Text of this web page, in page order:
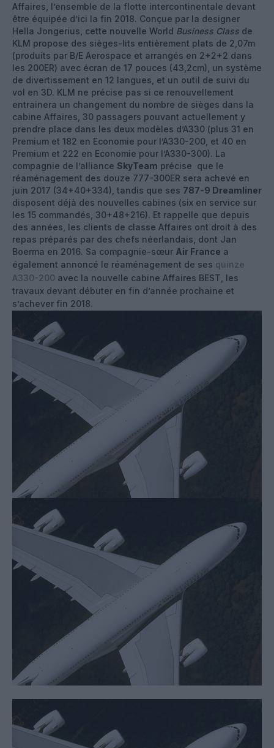
Affaires, l’ensemble de la flotte intercontinentale devant
être équipée d’ici la fin 2018. Conçue par la designer
Hella Jongerius, cette nouvelle World Business Class de
KLM propose des sièges-lits entièrement plats de 2,07m
(produits par B/E Aerospace et arrangés en 2+2+2 dans
les 200ER) avec écran de 17 pouces (43,2cm), un système
de divertissement en 12 langues, et un outil de suivi du
vol en 3D. KLM ne précise pas si ce renouvellement
entrainera un changement du nombre de sièges dans la
cabine Affaires, 30 passagers pouvant actuellement y
prendre place dans les deux modèles d’A330 (plus 31 en
Premium et 182 en Economie pour l’A330-200, et 40 en
Premium et 222 en Economie pour l’A330-300). La
compagnie de l’alliance SkyTeam précise que le
réaménagement des douze 777-300ER sera achevé en
juin 2017 (34+40+334), tandis que ses 787-9 Dreamliner
disposent déjà des nouvelles cabines (six en service sur
les 15 commandés, 30+48+216). Et rappelle que depuis
des années, les clients de classe Affaires ont droit à des
repas préparés par des chefs néerlandais, dont Jan
Boerma en 2016. Sa compagnie-sœur Air France a
également annoncé le réaménagement de ses quinze
A330-200 avec la nouvelle cabine Affaires BEST, les
travaux devant débuter en fin d’année prochaine et
s’achever fin 2018.